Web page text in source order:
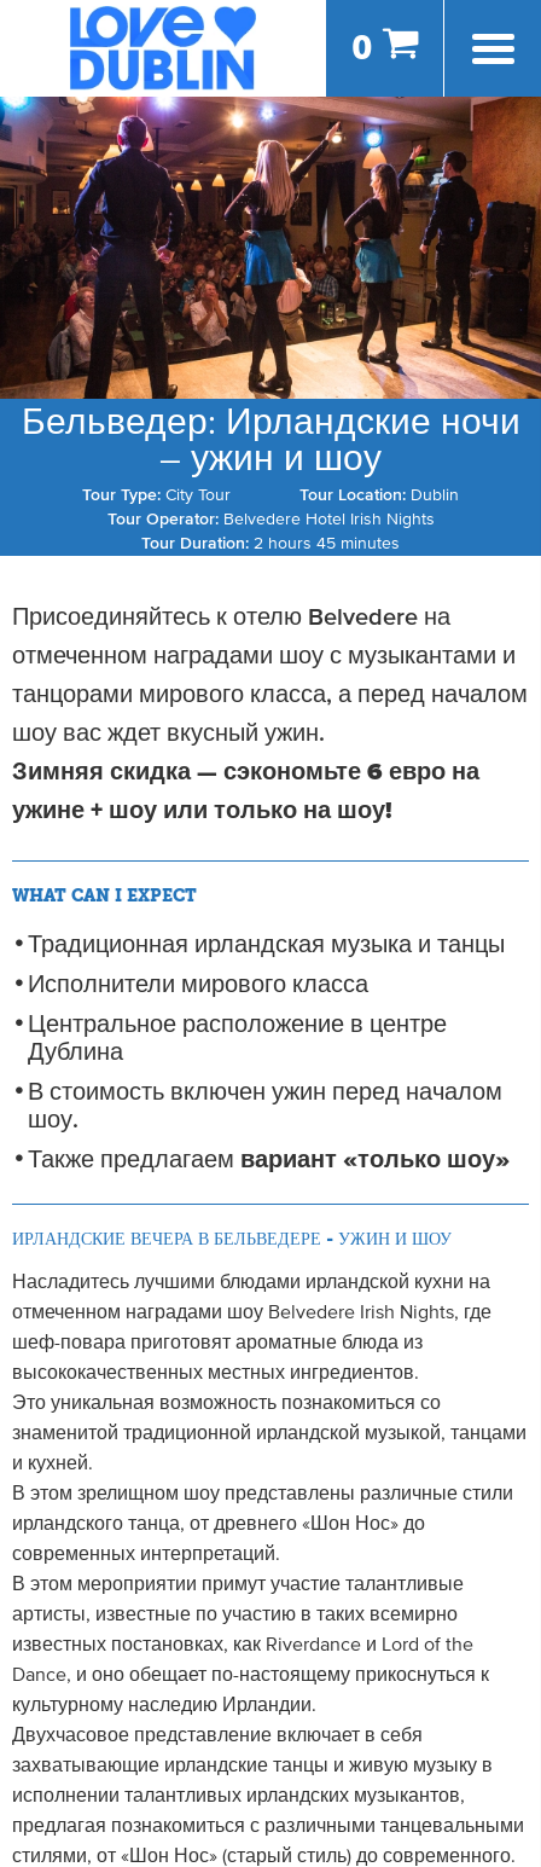
0
Бельведер: Ирландские ночи
– ужин и шоу
Tour Type: City Tour Tour Location: Dublin
Tour Operator: Belvedere Hotel Irish Nights
Tour Duration: 2 hours 45 minutes
Присоединяйтесь к отелю Belvedere на
отмеченном наградами шоу с музыкантами и
танцорами мирового класса, а перед началом
шоу вас ждет вкусный ужин.
Зимняя скидка — сэкономьте 6 евро на
ужине + шоу или только на шоу!
WHAT CAN I EXPECT
Традиционная ирландская музыка и танцы
Исполнители мирового класса
Центральное расположение в центре
Дублина
В стоимость включен ужин перед началом
шоу.
Также предлагаем вариант «только шоу»
ИРЛАНДСКИЕ ВЕЧЕРА В БЕЛЬВЕДЕРЕ - УЖИН И ШОУ
Насладитесь лучшими блюдами ирландской кухни на
отмеченном наградами шоу Belvedere Irish Nights, где
шеф-повара приготовят ароматные блюда из
высококачественных местных ингредиентов.
Это уникальная возможность познакомиться со
знаменитой традиционной ирландской музыкой, танцами
и кухней.
В этом зрелищном шоу представлены различные стили
ирландского танца, от древнего «Шон Нос» до
современных интерпретаций.
В этом мероприятии примут участие талантливые
артисты, известные по участию в таких всемирно
известных постановках, как Riverdance и Lord of the
Dance, и оно обещает по-настоящему прикоснуться к
культурному наследию Ирландии.
Двухчасовое представление включает в себя
захватывающие ирландские танцы и живую музыку в
исполнении талантливых ирландских музыкантов,
предлагая познакомиться с различными танцевальными
стилями, от «Шон Нос» (старый стиль) до современного.